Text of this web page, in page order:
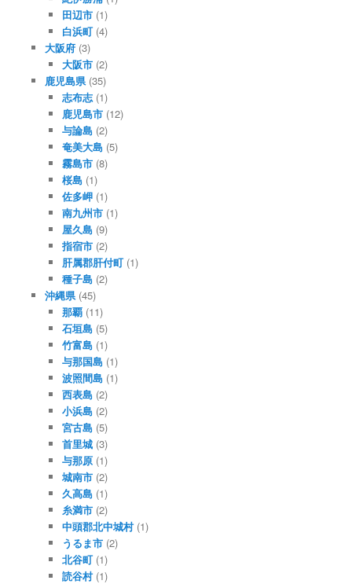
田辺市 (1)
白浜町 (4)
大阪府(3)
大阪市 (2)
鹿児島県(35)
志布志(1)
鹿児島市 (12)
与論島 (2)
奄美大島 (5)
霧島市 (8)
桜島 (1)
佐多岬 (1)
南九州市 (1)
屋久島 (9)
指宿市 (2)
肝属郡肝付町 (1)
種子島 (2)
沖縄県(45)
那覇 (11)
石垣島 (5)
竹富島 (1)
与那国島 (1)
波照間島 (1)
西表島 (2)
小浜島 (2)
宮古島 (5)
首里城 (3)
与那原 (1)
城南市 (2)
久高島 (1)
糸満市 (2)
中頭郡北中城村(1)
うるま市 (2)
北谷町 (1)
読谷村(1)